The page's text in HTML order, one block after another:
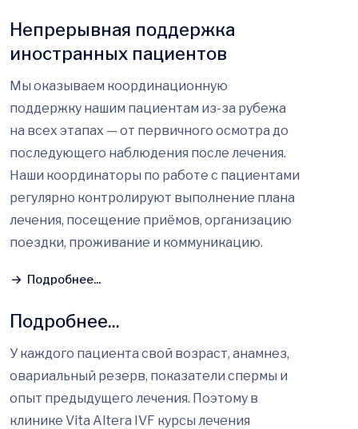
Непрерывная поддержка
иностранных пациентов
Мы оказываем координационную
поддержку нашим пациентам из-за рубежа
на всех этапах — от первичного осмотра до
последующего наблюдения после лечения.
Наши координаторы по работе с пациентами
регулярно контролируют выполнение плана
лечения, посещение приёмов, организацию
поездки, проживание и коммуникацию.
Подробнее...
Подробнее...
У каждого пациента свой возраст, анамнез,
овариальный резерв, показатели спермы и
опыт предыдущего лечения. Поэтому в
клинике Vita Altera IVF курсы лечения